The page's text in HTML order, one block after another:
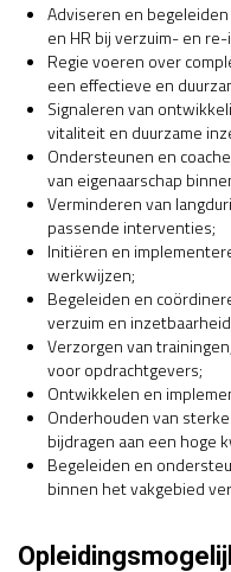
Adviseren en
en HR bij verzuim- en
Regie voeren over
een effectieve en
Signaleren van
vitaliteit en duurzame
Ondersteunen en
van eigenaarschap
Verminderen van
passende interventies;
Initiëren en
werkwijzen;
Begeleiden en
verzuim en
Verzorgen van
voor opdrachtgevers;
Ontwikkelen en
Onderhouden van
bijdragen aan een hoge
Begeleiden en
binnen het vakgebied